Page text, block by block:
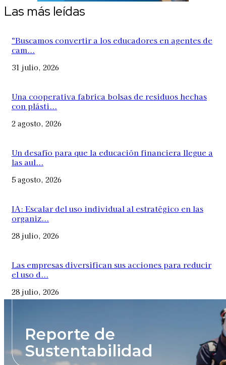
Las más leídas
“Buscamos convertir a los educadores en agentes de
cam...
31 julio, 2026
Una cooperativa fabrica bolsas de residuos hechas
con plásti...
2 agosto, 2026
Un desafío para que la educación financiera llegue a
las aul...
5 agosto, 2026
IA: Escalar del uso individual al estratégico en las
organiz...
28 julio, 2026
Las empresas diversifican sus acciones para reducir
el uso d...
28 julio, 2026